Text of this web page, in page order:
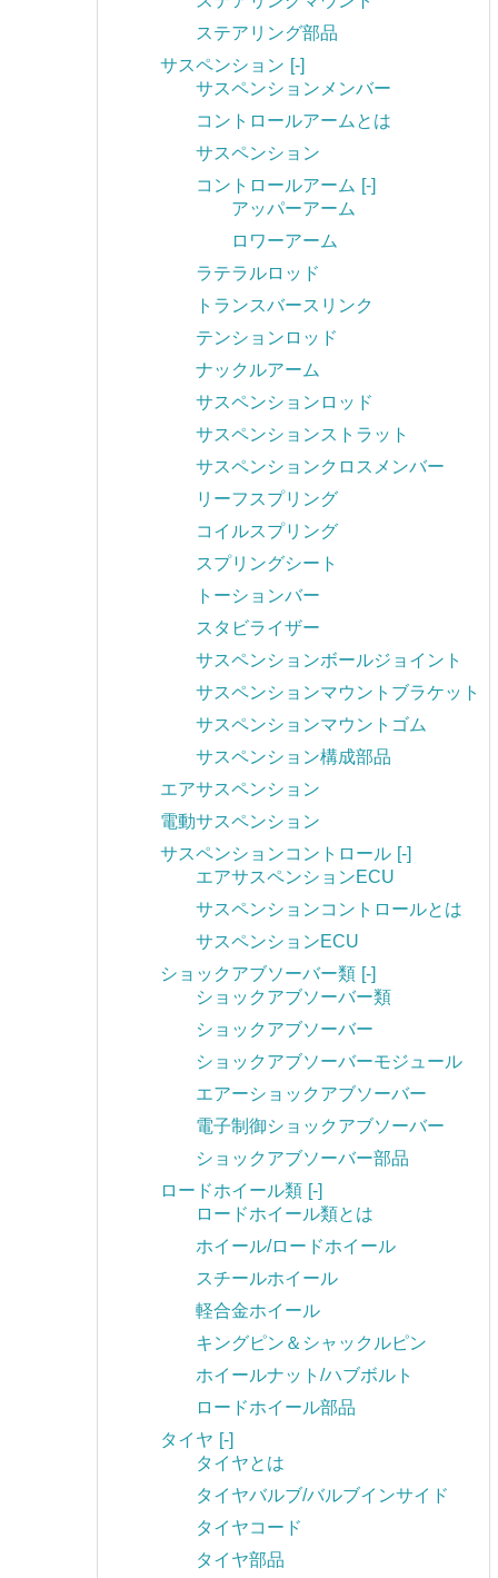
ステアリング部品
サスペンション [-]
サスペンションメンバー
コントロールアームとは
サスペンション
コントロールアーム [-]
アッパーアーム
ロワーアーム
ラテラルロッド
トランスバースリンク
テンションロッド
ナックルアーム
サスペンションロッド
サスペンションストラット
サスペンションクロスメンバー
リーフスプリング
コイルスプリング
スプリングシート
トーションバー
スタビライザー
サスペンションボールジョイント
サスペンションマウントブラケット
サスペンションマウントゴム
サスペンション構成部品
エアサスペンション
電動サスペンション
サスペンションコントロール [-]
エアサスペンションECU
サスペンションコントロールとは
サスペンションECU
ショックアブソーバー類 [-]
ショックアブソーバー類
ショックアブソーバー
ショックアブソーバーモジュール
エアーショックアブソーバー
電子制御ショックアブソーバー
ショックアブソーバー部品
ロードホイール類 [-]
ロードホイール類とは
ホイール/ロードホイール
スチールホイール
軽合金ホイール
キングピン＆シャックルピン
ホイールナット/ハブボルト
ロードホイール部品
タイヤ [-]
タイヤとは
タイヤバルブ/バルブインサイド
タイヤコード
タイヤ部品